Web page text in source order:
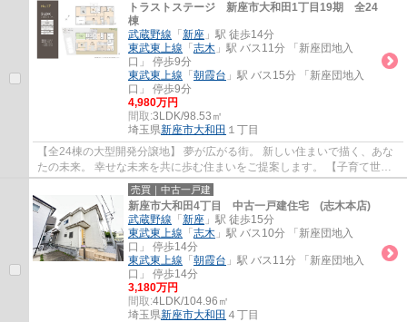
トラストステージ 新座市大和田1丁目19期 全24
棟
武蔵野線 「 新座 」駅 徒歩14分
東武東上線 「 志木 」駅 バス11分 「新座団地入
口」 停歩9分
東武東上線 「 朝霞台 」駅 バス15分 「新座団地入
口」 停歩9分
4,980万円
間取:3LDK/98.53㎡
埼玉県新座市大和田 １丁目
【全24棟の大型開発分譲地】 夢が広がる街。 新しい住まいで描く、あな
たの未来。 幸せな未来を共に歩む住まいをご提案します。 【子育て世帯
にオススメ】 小学校まで徒歩3～4分、中...
売買｜中古一戸建
新座市大和田4丁目 中古一戸建住宅 (志木本店)
武蔵野線 「 新座 」駅 徒歩15分
東武東上線 「 志木 」駅 バス10分 「新座団地入
口」 停歩14分
東武東上線 「 朝霞台 」駅 バス11分 「新座団地入
口」 停歩14分
3,180万円
間取:4LDK/104.96㎡
埼玉県新座市大和田 ４丁目